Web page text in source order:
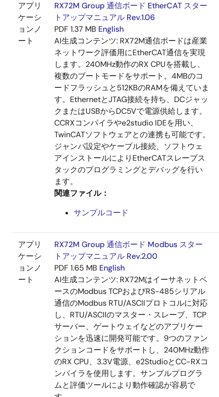
アプリ
ケーシ
ョンノ
ート
RX72M Group 通信ボード EtherCAT スター
トアップマニュアル Rev.1.06
PDF 1.37 MB English
AI生成コンテンツ: RX72M通信ボードは産業
ネットワーク評価用にEtherCAT通信を実現
します。240MHz動作のRX CPUを搭載し、
複数のブートモードをサポート。4MBのコ
ードフラッシュと512KBのRAMを備えていま
す。EthernetとJTAG接続を持ち、DCジャッ
クまたはUSBからDC5Vで電源供給します。
CCRXコンパイラやe2studio IDEを用い、
TwinCATソフトウェアとの連携も可能です。
ジャンパ設定やケーブル接続、ソフトウェ
アインストールによりEtherCATスレーブス
タックのプログラミングとデバッグを行い
ます。
関連ファイル：
サンプルコード
アプリ
ケーシ
ョンノ
ート
RX72M Group 通信ボード Modbus スター
トアップマニュアル Rev.2.00
PDF 1.65 MB English
AI生成コンテンツ: RX72Mはイーサネットベ
ースのModbus TCPおよびRS-485シリアル
通信のModbus RTU/ASCIIプロトコルに対応
し、RTU/ASCIIのマスター・スレーブ、TCP
サーバー、ゲートウェイなどのアプリケー
ションを迅速に開発可能です。9つのファン
クションコードをサポートし、240MHz動作
のRX CPU、3.3V電源、e2StudioとCC-RXコ
ンパイラを使用します。サンプルプログラ
ムと評価ツールにより動作確認が容易で